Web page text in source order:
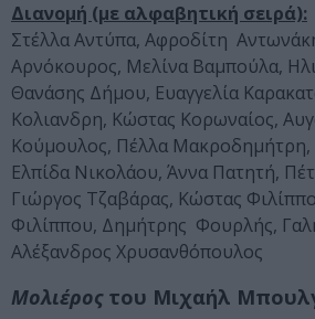
Διανομή (με αλφαβητική σειρά):
Στέλλα Αντύπα, Αφροδίτη
Αρνόκουρος, Μελίνα Βαμπούλα,
Θανάσης Δήμου, Ευαγγελία
Κολιανδρη, Κώστας Κορωναίος,
Κούμουλος, Πέλλα
Ελπίδα Νικολάου, Άννα Πατητή,
Γιώργος Τζαβάρας, Κώστας
Φιλίππου, Δημήτρης Φουρλής,
Αλέξανδρος Χρυσανθόπουλος
Μολιέροςτου Μιχαήλ